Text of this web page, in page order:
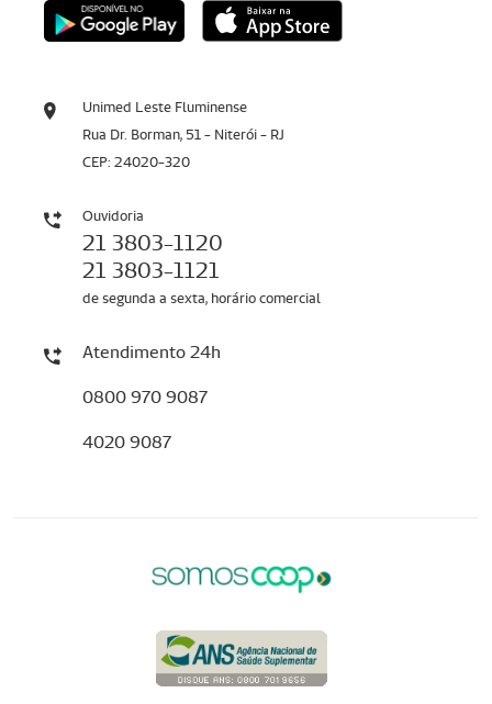
Unimed Leste Fluminense
Rua Dr. Borman, 51 - Niterói - RJ
CEP: 24020-320
Ouvidoria
21 3803-1120
21 3803-1121
de segunda a sexta, horário comercial
Atendimento 24h
0800 970 9087
4020 9087